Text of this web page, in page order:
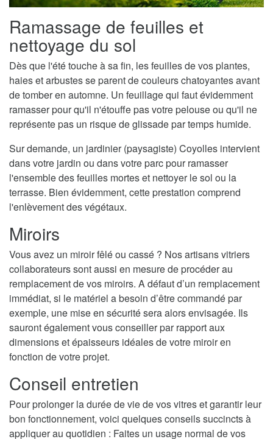
Ramassage de feuilles et
nettoyage du sol
Dès que l'été touche à sa fin, les feuilles de vos plantes,
haies et arbustes se parent de couleurs chatoyantes avant
de tomber en automne. Un feuillage qui faut évidemment
ramasser pour qu'il n'étouffe pas votre pelouse ou qu'il ne
représente pas un risque de glissade par temps humide.
Sur demande, un jardinier (paysagiste) Coyolles intervient
dans votre jardin ou dans votre parc pour ramasser
l'ensemble des feuilles mortes et nettoyer le sol ou la
terrasse. Bien évidemment, cette prestation comprend
l'enlèvement des végétaux.
Miroirs
Vous avez un miroir fêlé ou cassé ? Nos artisans vitriers
collaborateurs sont aussi en mesure de procéder au
remplacement de vos miroirs. A défaut d’un remplacement
immédiat, si le matériel a besoin d’être commandé par
exemple, une mise en sécurité sera alors envisagée. Ils
sauront également vous conseiller par rapport aux
dimensions et épaisseurs idéales de votre miroir en
fonction de votre projet.
Conseil entretien
Pour prolonger la durée de vie de vos vitres et garantir leur
bon fonctionnement, voici quelques conseils succincts à
appliquer au quotidien : Faites un usage normal de vos